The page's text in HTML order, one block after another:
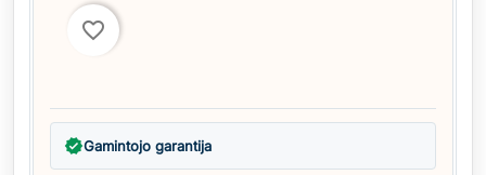
favorite_border
verifiedGamintojo garantija